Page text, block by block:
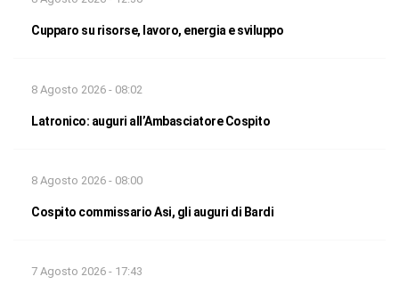
Cupparo su risorse, lavoro, energia e sviluppo
8 Agosto 2026 - 08:02
Latronico: auguri all’Ambasciatore Cospito
8 Agosto 2026 - 08:00
Cospito commissario Asi, gli auguri di Bardi
7 Agosto 2026 - 17:43